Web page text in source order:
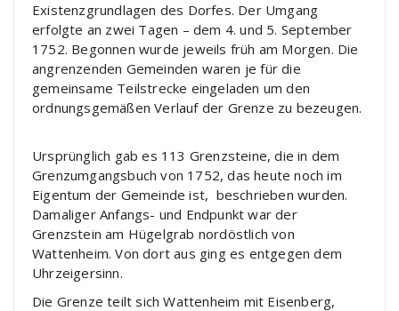
Existenzgrundlagen des Dorfes. Der Umgang
erfolgte an zwei Tagen – dem 4. und 5. September
1752. Begonnen wurde jeweils früh am Morgen. Die
angrenzenden Gemeinden waren je für die
gemeinsame Teilstrecke eingeladen um den
ordnungsgemäßen Verlauf der Grenze zu bezeugen.
Ursprünglich gab es 113 Grenzsteine, die in dem
Grenzumgangsbuch von 1752, das heute noch im
Eigentum der Gemeinde ist, beschrieben wurden.
Damaliger Anfangs- und Endpunkt war der
Grenzstein am Hügelgrab nordöstlich von
Wattenheim. Von dort aus ging es entgegen dem
Uhrzeigersinn.
Die Grenze teilt sich Wattenheim mit Eisenberg,